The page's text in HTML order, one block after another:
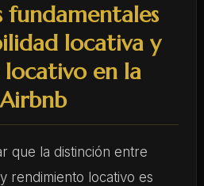
fundamentales
locativa y
en la
que la distinción entre
rendimiento locativo es